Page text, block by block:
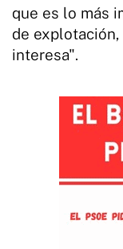
que es lo más
de
interesa".